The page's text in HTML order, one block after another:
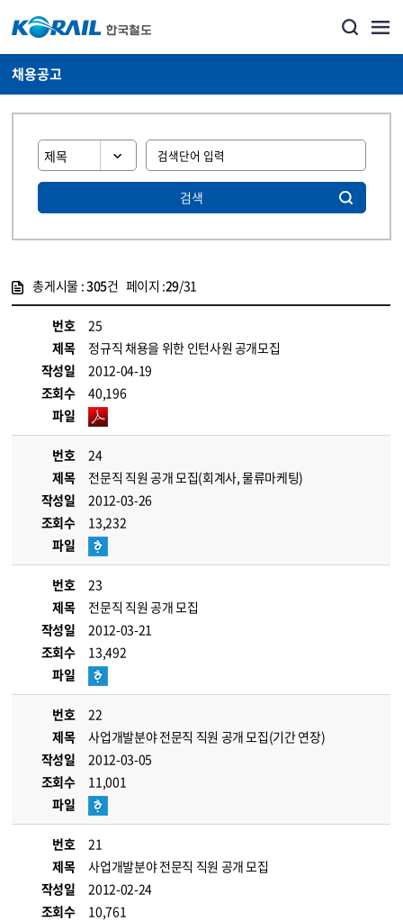
채용공고
검색
총게시물 :305건 페이지 :29/31
번호
25
제목
정규직 채용을 위한 인턴사원 공개모집
작성일
2012-04-19
조회수
40,196
파일
번호
24
제목
전문직 직원 공개 모집(회계사, 물류마케팅)
작성일
2012-03-26
조회수
13,232
파일
번호
23
제목
전문직 직원 공개 모집
작성일
2012-03-21
조회수
13,492
파일
번호
22
제목
사업개발분야 전문직 직원 공개 모집(기간 연장)
작성일
2012-03-05
조회수
11,001
파일
번호
21
제목
사업개발분야 전문직 직원 공개 모집
작성일
2012-02-24
조회수
10,761